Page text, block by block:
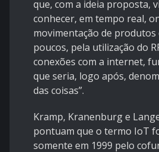
que, com a ideia proposta,
conhecer, em tempo real,
movimentação de produtos
poucos, pela utilização do
conexões com a internet,
que seria, logo após,
das coisas”.
Kramp, Kranenburg e
pontuam que o termo IoT
somente em 1999 pelo